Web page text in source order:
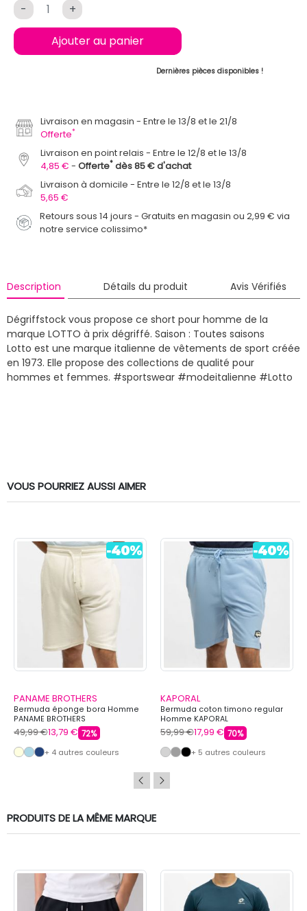
- +
Ajouter au panier
Dernières pièces disponibles !
Livraison en magasin
Entre le 13/8 et le 21/8
Offerte*
Livraison en point relais
Entre le 12/8 et le 13/8
4,85 €
Offerte* dès 85 € d'achat
Livraison à domicile
Entre le 12/8 et le 13/8
5,65 €
Retours sous 14 jours - Gratuits en magasin ou 2,99 € via
notre service colissimo*
Description Détails du produit Avis Vérifiés
Dégriffstock vous propose ce short pour homme de la
marque LOTTO à prix dégriffé. Saison : Toutes saisons
Lotto est une marque italienne de vêtements de sport créée
en 1973. Elle propose des collections de qualité pour
hommes et femmes. #sportswear #modeitalienne #Lotto
VOUS POURRIEZ AUSSI AIMER
PANAME BROTHERS
Bermuda éponge bora Homme
PANAME BROTHERS
49,99 €13,79 € 72%
+ 4 autres couleurs
KAPORAL
Bermuda coton timono regular
Homme KAPORAL
59,99 €17,99 € 70%
+ 5 autres couleurs
PRODUITS DE LA MÊME MARQUE